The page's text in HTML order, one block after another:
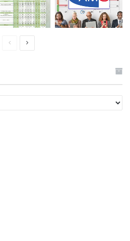
PrethodnaNaredna